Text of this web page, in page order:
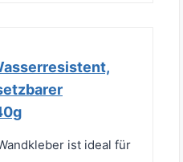
ist ideal für